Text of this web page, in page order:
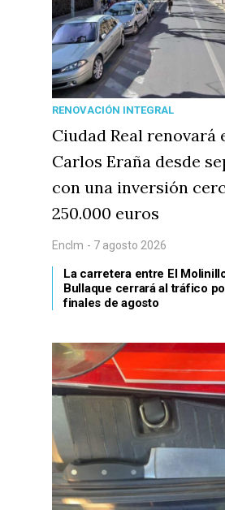
RENOVACIÓN INTEGRAL
Ciudad Real renovará
Carlos Eraña desde
con una inversión
250.000 euros
Enclm - 7 agosto 2026
La carretera entre El
Bullaque cerrará al tráfico
finales de agosto